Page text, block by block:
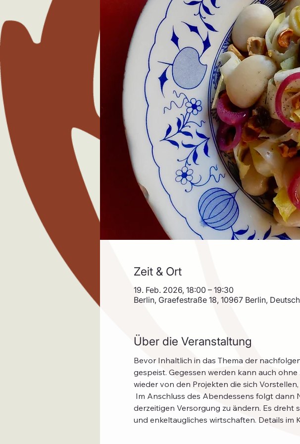
Zeit & Ort
19. Feb. 2026, 18:00 – 19:30
Berlin, Graefestraße 18, 10967 Berlin,
Über die Veranstaltung
Bevor Inhaltlich in das Thema der
gespeist. Gegessen werden kann auch
wieder von den Projekten die sich
derzeitigen Versorgung zu ändern. Es dreht
und enkeltaugliches wirtschaften. Details